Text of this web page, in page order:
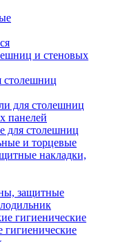
и стеновых
для столешниц
панелей
для столешниц
и торцевые
накладки,
защитные
гигиенические